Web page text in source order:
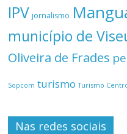
IPV jornalismo
município de
Oliveira de Frades
Sopcom turismo Turismo
Nas redes sociais